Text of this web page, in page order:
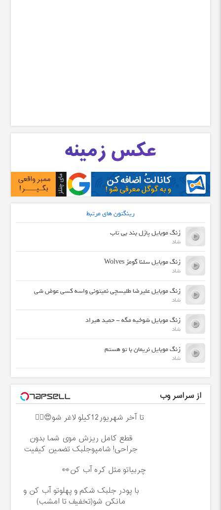
رینگتون های مرتبط
زنگ موبایل پازل بند بی تاب
شاد
زنگ موبایل سلنا گومز Wolves
شاد
زنگ موبایل علیرضا طلیسچی نمیتونی واسه کسی عوض شی
شاد
زنگ موبایل شوخیه مگه - حمید هیراد
شاد
زنگ موبایل نریمان با تو هستم
شاد
از سراسر وب
تا آخر شهریور12کیلو لاغر شو😍👌🏻
قطع کامل ریزش موی شما بدون
جراحی! شامپوجلبک تضمین کیفیت
چربیاتو مثل کره آب کن👀
با پودر جلبک شکم و پهلوتو آب کن و
مانکن شو(تخفیف تا امشب)